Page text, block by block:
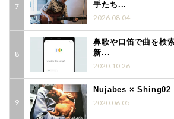
手たち...
2026.08.04
鼻歌や口笛で曲を検
新...
2020.10.26
Nujabes × Shing02
2020.06.05